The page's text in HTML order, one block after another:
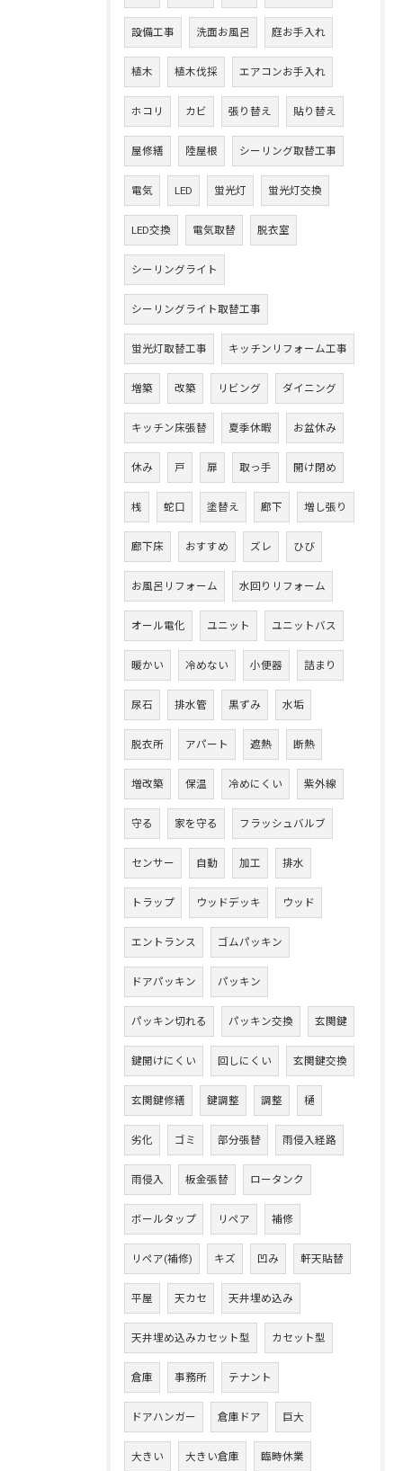
設備工事 洗面お風呂 庭お手入れ
植木 植木伐採 エアコンお手入れ
ホコリ カビ 張り替え 貼り替え
屋修繕 陸屋根 シーリング取替工事
電気 LED 蛍光灯 蛍光灯交換
LED交換 電気取替 脱衣室
シーリングライト
シーリングライト取替工事
蛍光灯取替工事 キッチンリフォーム工事
増築 改築 リビング ダイニング
キッチン床張替 夏季休暇 お盆休み
休み 戸 扉 取っ手 開け閉め
桟 蛇口 塗替え 廊下 増し張り
廊下床 おすすめ ズレ ひび
お風呂リフォーム 水回りリフォーム
オール電化 ユニット ユニットバス
暖かい 冷めない 小便器 詰まり
尿石 排水管 黒ずみ 水垢
脱衣所 アパート 遮熱 断熱
増改築 保温 冷めにくい 紫外線
守る 家を守る フラッシュバルブ
センサー 自動 加工 排水
トラップ ウッドデッキ ウッド
エントランス ゴムパッキン
ドアパッキン パッキン
パッキン切れる パッキン交換 玄関鍵
鍵開けにくい 回しにくい 玄関鍵交換
玄関鍵修繕 鍵調整 調整 樋
劣化 ゴミ 部分張替 雨侵入経路
雨侵入 板金張替 ロータンク
ボールタップ リペア 補修
リペア(補修) キズ 凹み 軒天貼替
平屋 天カセ 天井埋め込み
天井埋め込みカセット型 カセット型
倉庫 事務所 テナント
ドアハンガー 倉庫ドア 巨大
大きい 大きい倉庫 臨時休業